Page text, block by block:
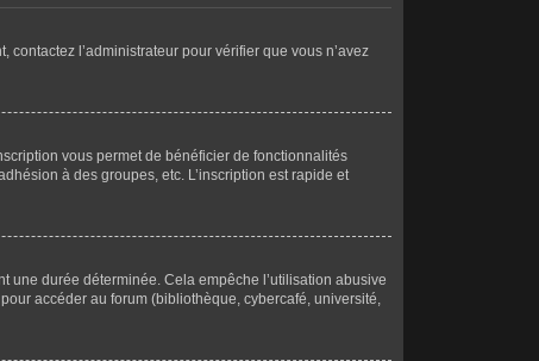
contactez l’administrateur pour vérifier que vous n’avez
vous permet de bénéficier de fonctionnalités
à des groupes, etc. L’inscription est rapide et
une durée déterminée. Cela empêche l’utilisation abusive
accéder au forum (bibliothèque, cybercafé, université,